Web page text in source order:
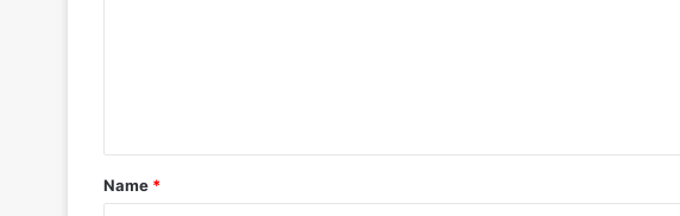
Name *